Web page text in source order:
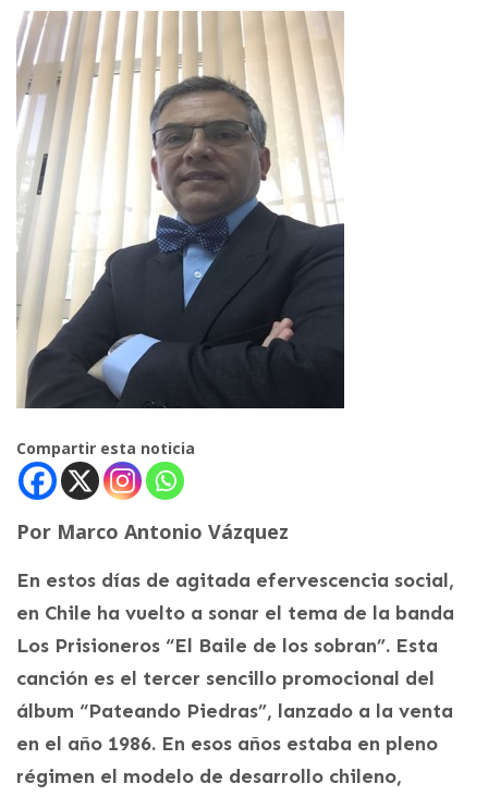
Compartir esta noticia
Por Marco Antonio Vázquez
En estos días de agitada efervescencia social,
en Chile ha vuelto a sonar el tema de la banda
Los Prisioneros “El Baile de los sobran”. Esta
canción es el tercer sencillo promocional del
álbum “Pateando Piedras”, lanzado a la venta
en el año 1986. En esos años estaba en pleno
régimen el modelo de desarrollo chileno,